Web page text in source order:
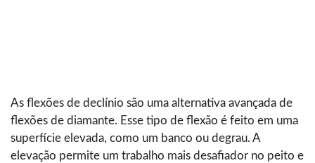
As flexões de declínio são uma alternativa avançada de
flexões de diamante. Esse tipo de flexão é feito em uma
superfície elevada, como um banco ou degrau. A
elevação permite um trabalho mais desafiador no peito e